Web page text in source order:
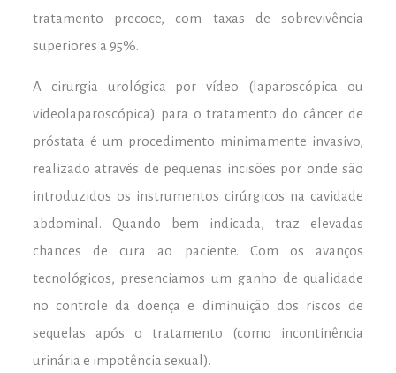
tratamento precoce, com taxas de sobrevivência
superiores a 95%.
A cirurgia urológica por vídeo (laparoscópica ou
videolaparoscópica) para o tratamento do câncer de
próstata é um procedimento minimamente invasivo,
realizado através de pequenas incisões por onde são
introduzidos os instrumentos cirúrgicos na cavidade
abdominal. Quando bem indicada, traz elevadas
chances de cura ao paciente. Com os avanços
tecnológicos, presenciamos um ganho de qualidade
no controle da doença e diminuição dos riscos de
sequelas após o tratamento (como incontinência
urinária e impotência sexual).